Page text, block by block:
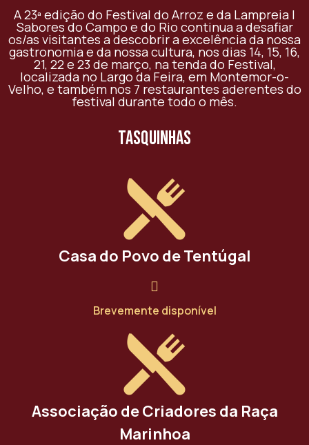
A 23ª edição do Festival do Arroz e da Lampreia |
Sabores do Campo e do Rio continua a desafiar
os/as visitantes a descobrir a excelência da nossa
gastronomia e da nossa cultura, nos dias 14, 15, 16,
21, 22 e 23 de março, na tenda do Festival,
localizada no Largo da Feira, em Montemor-o-
Velho, e também nos 7 restaurantes aderentes do
festival durante todo o mês.
tasquinhas
Casa do Povo de Tentúgal
Brevemente disponível
Associação de Criadores da Raça
Marinhoa